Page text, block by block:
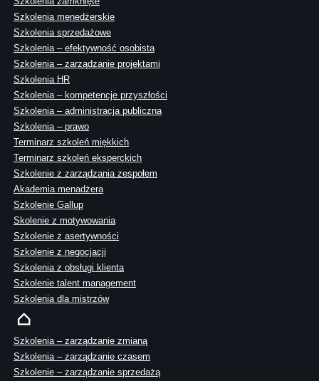
Szkolenia menedżerskie
Szkolenia sprzedażowe
Szkolenia – efektywność osobista
Szkolenia – zarządzanie projektami
Szkolenia HR
Szkolenia – kompetencje przyszłości
Szkolenia – administracja publiczna
Szkolenia – prawo
Terminarz szkoleń miękkich
Terminarz szkoleń eksperckich
Szkolenie z zarządzania zespołem
Akademia menadżera
Szkolenie Gallup
Skolenie z motywowania
Szkolenie z asertywności
Szkolenie z negocjacji
Szkolenia z obsługi klienta
Szkolenie talent management
Szkolenia dla mistrzów
Szkolenia – zarządzanie zmianą
Szkolenia – zarządzanie czasem
Szkolenie – zarządzanie sprzedażą